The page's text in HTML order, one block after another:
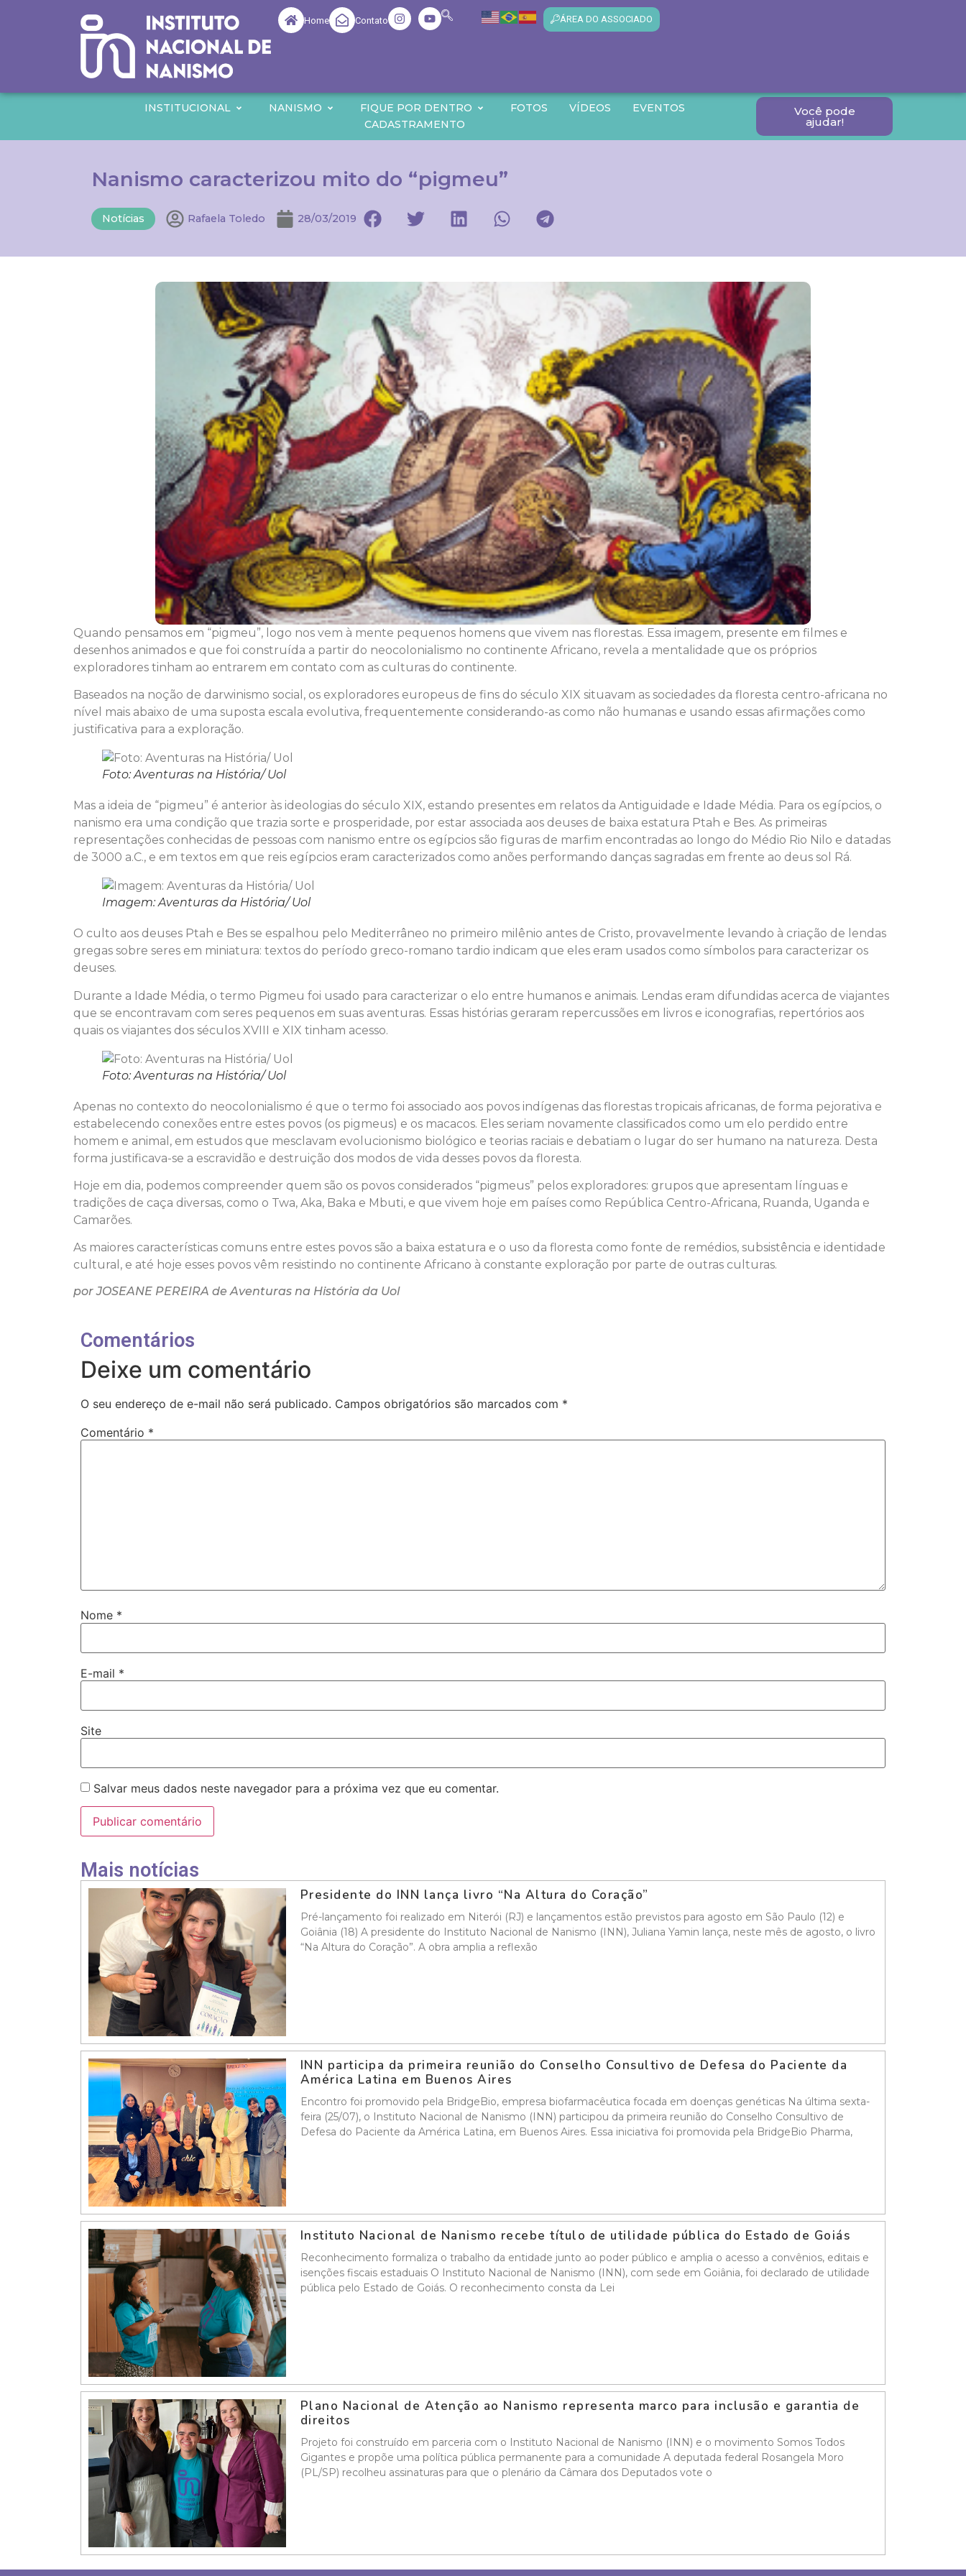
Home Contato ÁREA DO ASSOCIADO
INSTITUCIONAL NANISMO FIQUE POR DENTRO FOTOS VÍDEOS
EVENTOS
CADASTRAMENTO
Você pode
ajudar!
Nanismo caracterizou mito do “pigmeu”
Notícias Rafaela Toledo 28/03/2019
Quando pensamos em “pigmeu”, logo nos vem à mente pequenos homens que vivem nas florestas. Essa imagem, presente em filmes e
desenhos animados e que foi construída a partir do neocolonialismo no continente Africano, revela a mentalidade que os próprios
exploradores tinham ao entrarem em contato com as culturas do continente.
Baseados na noção de darwinismo social, os exploradores europeus de fins do século XIX situavam as sociedades da floresta centro-africana no
nível mais abaixo de uma suposta escala evolutiva, frequentemente considerando-as como não humanas e usando essas afirmações como
justificativa para a exploração.
Foto: Aventuras na História/ Uol
Mas a ideia de “pigmeu” é anterior às ideologias do século XIX, estando presentes em relatos da Antiguidade e Idade Média. Para os egípcios, o
nanismo era uma condição que trazia sorte e prosperidade, por estar associada aos deuses de baixa estatura Ptah e Bes. As primeiras
representações conhecidas de pessoas com nanismo entre os egípcios são figuras de marfim encontradas ao longo do Médio Rio Nilo e datadas
de 3000 a.C., e em textos em que reis egípcios eram caracterizados como anões performando danças sagradas em frente ao deus sol Rá.
Imagem: Aventuras da História/ Uol
O culto aos deuses Ptah e Bes se espalhou pelo Mediterrâneo no primeiro milênio antes de Cristo, provavelmente levando à criação de lendas
gregas sobre seres em miniatura: textos do período greco-romano tardio indicam que eles eram usados como símbolos para caracterizar os
deuses.
Durante a Idade Média, o termo Pigmeu foi usado para caracterizar o elo entre humanos e animais. Lendas eram difundidas acerca de viajantes
que se encontravam com seres pequenos em suas aventuras. Essas histórias geraram repercussões em livros e iconografias, repertórios aos
quais os viajantes dos séculos XVIII e XIX tinham acesso.
Foto: Aventuras na História/ Uol
Apenas no contexto do neocolonialismo é que o termo foi associado aos povos indígenas das florestas tropicais africanas, de forma pejorativa e
estabelecendo conexões entre estes povos (os pigmeus) e os macacos. Eles seriam novamente classificados como um elo perdido entre
homem e animal, em estudos que mesclavam evolucionismo biológico e teorias raciais e debatiam o lugar do ser humano na natureza. Desta
forma justificava-se a escravidão e destruição dos modos de vida desses povos da floresta.
Hoje em dia, podemos compreender quem são os povos considerados “pigmeus” pelos exploradores: grupos que apresentam línguas e
tradições de caça diversas, como o Twa, Aka, Baka e Mbuti, e que vivem hoje em países como República Centro-Africana, Ruanda, Uganda e
Camarões.
As maiores características comuns entre estes povos são a baixa estatura e o uso da floresta como fonte de remédios, subsistência e identidade
cultural, e até hoje esses povos vêm resistindo no continente Africano à constante exploração por parte de outras culturas.
por JOSEANE PEREIRA de Aventuras na História da Uol
Comentários
Deixe um comentário
O seu endereço de e-mail não será publicado. Campos obrigatórios são marcados com *
Comentário *
Nome *
E-mail *
Site
Salvar meus dados neste navegador para a próxima vez que eu comentar.
Mais notícias
Presidente do INN lança livro “Na Altura do Coração”
Pré-lançamento foi realizado em Niterói (RJ) e lançamentos estão previstos para agosto em São Paulo (12) e
Goiânia (18) A presidente do Instituto Nacional de Nanismo (INN), Juliana Yamin lança, neste mês de agosto, o livro
“Na Altura do Coração”. A obra amplia a reflexão
INN participa da primeira reunião do Conselho Consultivo de Defesa do Paciente da
América Latina em Buenos Aires
Encontro foi promovido pela BridgeBio, empresa biofarmacêutica focada em doenças genéticas Na última sexta-
feira (25/07), o Instituto Nacional de Nanismo (INN) participou da primeira reunião do Conselho Consultivo de
Defesa do Paciente da América Latina, em Buenos Aires. Essa iniciativa foi promovida pela BridgeBio Pharma,
Instituto Nacional de Nanismo recebe título de utilidade pública do Estado de Goiás
Reconhecimento formaliza o trabalho da entidade junto ao poder público e amplia o acesso a convênios, editais e
isenções fiscais estaduais O Instituto Nacional de Nanismo (INN), com sede em Goiânia, foi declarado de utilidade
pública pelo Estado de Goiás. O reconhecimento consta da Lei
Plano Nacional de Atenção ao Nanismo representa marco para inclusão e garantia de
direitos
Projeto foi construído em parceria com o Instituto Nacional de Nanismo (INN) e o movimento Somos Todos
Gigantes e propõe uma política pública permanente para a comunidade A deputada federal Rosangela Moro
(PL/SP) recolheu assinaturas para que o plenário da Câmara dos Deputados vote o